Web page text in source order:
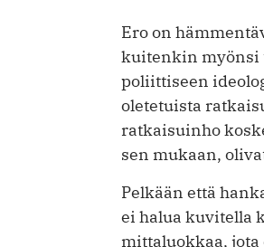
Ero on
kuitenkin myönsi
poliittiseen
oletetuista
ratkaisuinho
sen mukaan,
Pelkään että
ei halua kuvitella
mittaluokkaa,